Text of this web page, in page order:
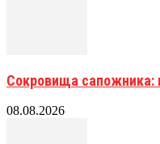
Сокровища сапожника:
08.08.2026